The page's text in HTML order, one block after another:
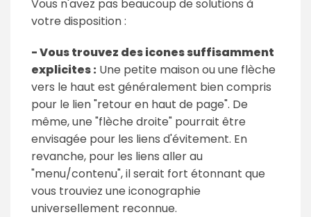
Vous n'avez pas beaucoup de solutions à
votre disposition :
- Vous trouvez des icones suffisamment
explicites : Une petite maison ou une flèche
vers le haut est généralement bien compris
pour le lien "retour en haut de page". De
même, une "flèche droite" pourrait être
envisagée pour les liens d'évitement. En
revanche, pour les liens aller au
"menu/contenu", il serait fort étonnant que
vous trouviez une iconographie
universellement reconnue.